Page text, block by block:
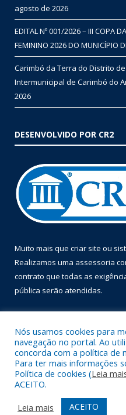
agosto de 2026
EDITAL Nº 001/2026 – III COPA
FEMININO 2026 DO MUNICÍPIO
Carimbó da Terra do Distrito
Intermunicipal de Carimbó do
2026
DESENVOLVIDO POR CR2
Muito mais que criar site ou
Realizamos uma assessoria
contrato que todas as
pública serão atendidas.
Todos os direitos reservados
Mapa do Site
Acessar Área
Nós usamos cookies para
navegação no portal. Ao
concorda com a política de
Para ter mais informações
Política de cookies (Leia
ACEITO.
Leia mais
ACEITO